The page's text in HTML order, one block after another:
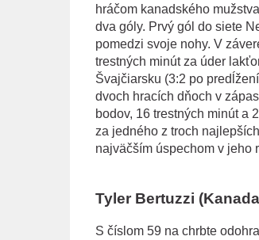
hráčom kanadského
dva góly. Prvý gól do siete
pomedzi svoje nohy. V
trestných minút za úder
Švajčiarsku (3:2 po
dvoch hracích dňoch v
bodov, 16 trestných minút a
za jedného z troch
najväčším úspechom v jeho
Tyler Bertuzzi
S číslom 59 na chrbte